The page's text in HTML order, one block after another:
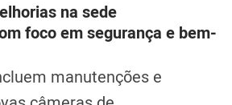
na sede
foco em segurança e bem-
manutenções e